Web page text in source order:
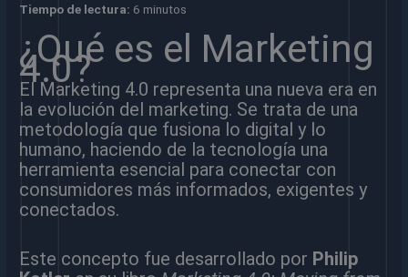
Tiempo de lectura: 6 minutos
¿Qué es el Marketing
4.0?
El Marketing 4.0 representa una nueva era en
la evolución del marketing. Se trata de una
metodología que fusiona lo digital y lo
humano, haciendo de la tecnología una
herramienta esencial para conectar con
consumidores más informados, exigentes y
conectados.
Este concepto fue desarrollado por Philip